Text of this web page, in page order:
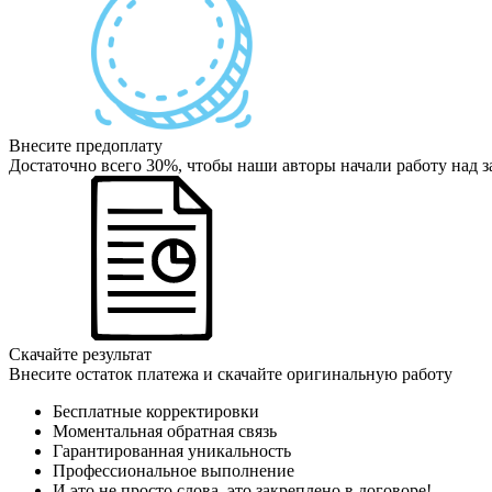
Внесите предоплату
Достаточно всего 30%, чтобы наши авторы начали работу над
Скачайте результат
Внесите остаток платежа и скачайте оригинальную работу
Бесплатные корректировки
Моментальная обратная связь
Гарантированная уникальность
Профессиональное выполнение